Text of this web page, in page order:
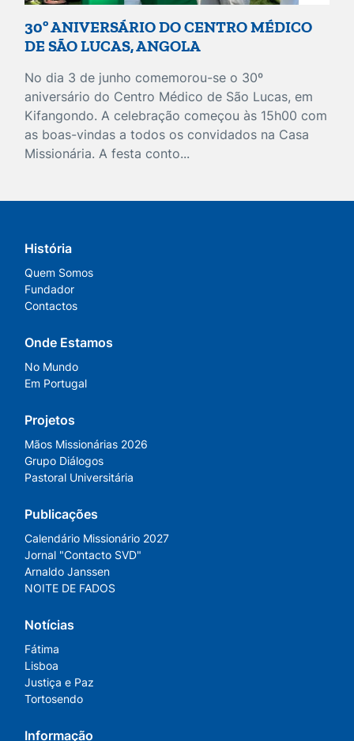
30º ANIVERSÁRIO DO CENTRO MÉDICO
DE SÃO LUCAS, ANGOLA
No dia 3 de junho comemorou-se o 30º
aniversário do Centro Médico de São Lucas, em
Kifangondo. A celebração começou às 15h00 com
as boas-vindas a todos os convidados na Casa
Missionária. A festa conto...
História
Quem Somos
Fundador
Contactos
Onde Estamos
No Mundo
Em Portugal
Projetos
Mãos Missionárias 2026
Grupo Diálogos
Pastoral Universitária
Publicações
Calendário Missionário 2027
Jornal "Contacto SVD"
Arnaldo Janssen
NOITE DE FADOS
Notícias
Fátima
Lisboa
Justiça e Paz
Tortosendo
Informação